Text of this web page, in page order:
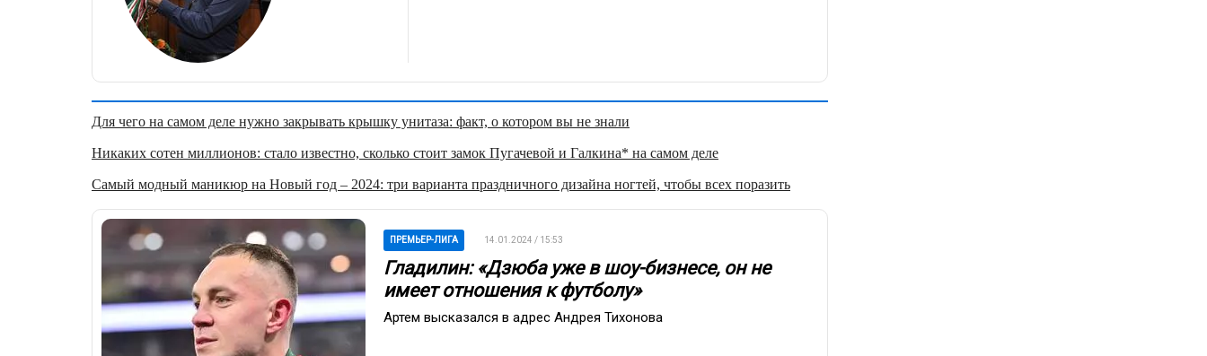
Для чего на самом деле нужно закрывать крышку унитаза: факт, о котором вы не знали
Никаких сотен миллионов: стало известно, сколько стоит замок Пугачевой и Галкина* на самом деле
Самый модный маникюр на Новый год – 2024: три варианта праздничного дизайна ногтей, чтобы всех поразить
ПРЕМЬЕР-ЛИГА 14.01.2024 / 15:53
Гладилин: «Дзюба уже в шоу-бизнесе, он не
имеет отношения к футболу»
Артем высказался в адрес Андрея Тихонова